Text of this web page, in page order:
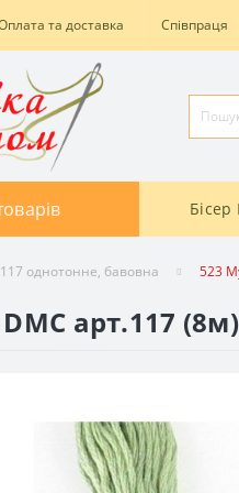
та доставка Співпраця
Бісер
однотонне, бавовна 523
арт.117